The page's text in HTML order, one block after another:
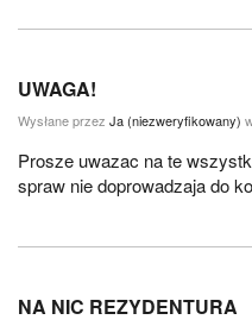
UWAGA!
Wysłane przez Ja (niezweryfikowany)
Prosze uwazac na te
spraw nie doprowadzaja do
NA NIC REZYDENTURA